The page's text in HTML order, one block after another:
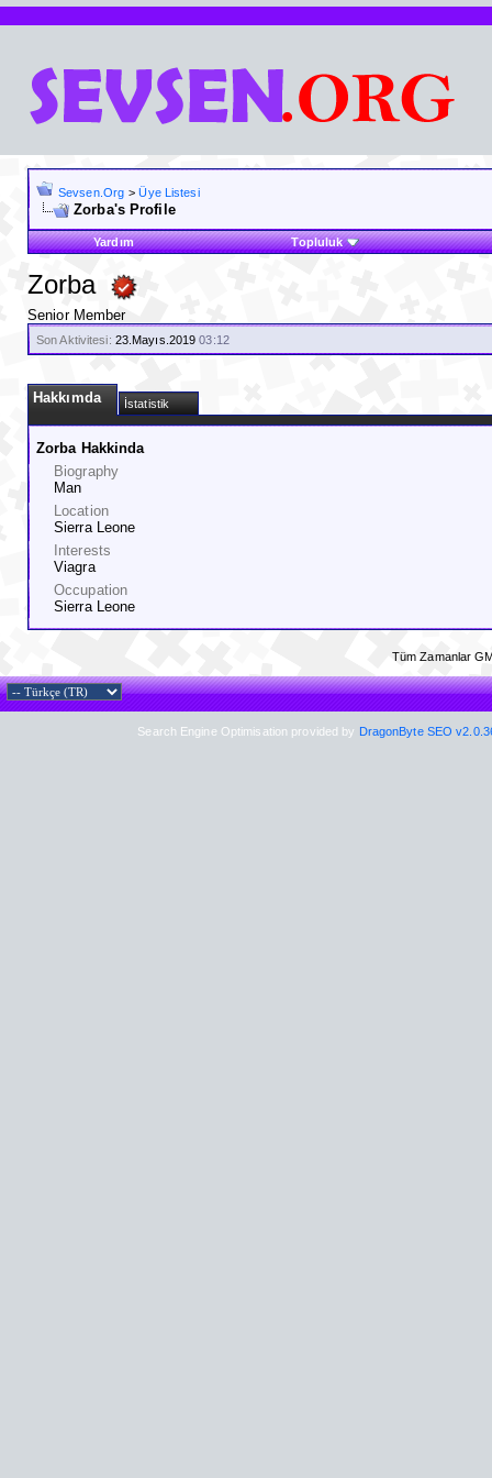
Sevsen.Org >Üye Listesi
Zorba's Profile
Yardım Topluluk
Zorba
Senior Member
Son Aktivitesi: 23.Mayıs.201903:12
Hakkımda İstatistik
Zorba Hakkinda
Biography
Man
Location
Sierra Leone
Interests
Viagra
Occupation
Sierra Leone
Tüm Zamanlar
Search Engine Optimisation provided by DragonByte SEO